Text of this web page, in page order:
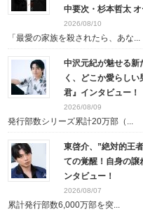
中要次・杉本哲太
2026/08/10
「最愛の家族を殺されたら、あな...
中沢元紀が魅せる新
く、どこか愛らし
君』インタビュー！
2026/08/09
発行部数シリーズ累計20万部（...
東啓介、”絶対的王
ての覚醒！自身の譲
ンタビュー！
2026/08/07
累計発行部数6,000万部を突...